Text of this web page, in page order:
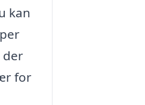
kan
der
for